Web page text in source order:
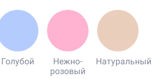
Голубой
Нежно-
розовый
Натуральный